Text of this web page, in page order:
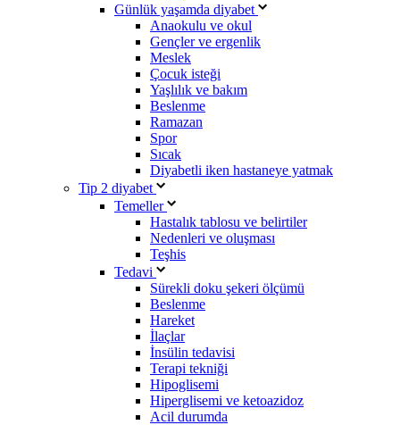
Günlük yaşamda diyabet
Anaokulu ve okul
Gençler ve ergenlik
Meslek
Çocuk isteği
Yaşlılık ve bakım
Beslenme
Ramazan
Spor
Sıcak
Diyabetli iken hastaneye yatmak
Tip 2 diyabet
Temeller
Hastalık tablosu ve belirtiler
Nedenleri ve oluşması
Teşhis
Tedavi
Sürekli doku şekeri ölçümü
Beslenme
Hareket
İlaçlar
İnsülin tedavisi
Terapi tekniği
Hipoglisemi
Hiperglisemi ve ketoazidoz
Acil durumda